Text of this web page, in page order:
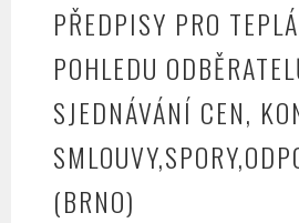
PŘEDPISY PRO
POHLEDU
SJEDNÁVÁNÍ CEN,
(BRNO)